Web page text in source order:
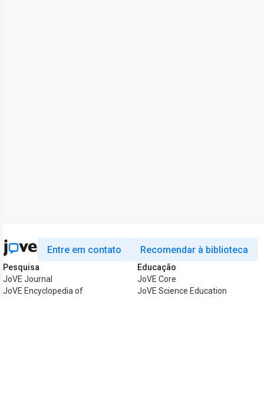
Entre em contato Recomendar à biblioteca
Pesquisa
JoVE Journal
JoVE Encyclopedia of
Educação
JoVE Core
JoVE Science Education